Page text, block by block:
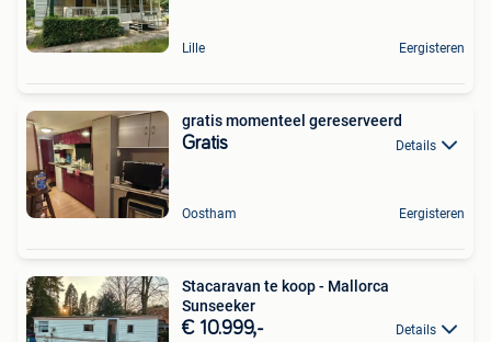
Lille Eergisteren
gratis momenteel gereserveerd
Gratis Details
Oostham Eergisteren
Stacaravan te koop - Mallorca
Sunseeker
€ 10.999,- Details